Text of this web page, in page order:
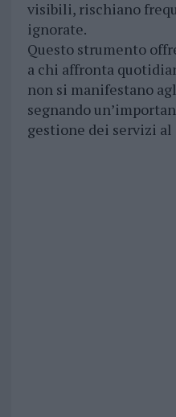
visibili, rischiano
ignorate.
Questo strumento
a chi affronta
non si manifestano
segnando
gestione dei servizi